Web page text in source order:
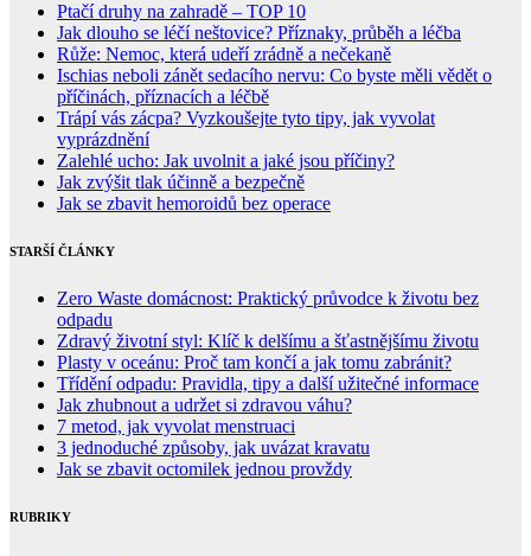
Ptačí druhy na zahradě – TOP 10
Jak dlouho se léčí neštovice? Příznaky, průběh a léčba
Růže: Nemoc, která udeří zrádně a nečekaně
Ischias neboli zánět sedacího nervu: Co byste měli vědět o
příčinách, příznacích a léčbě
Trápí vás zácpa? Vyzkoušejte tyto tipy, jak vyvolat
vyprázdnění
Zalehlé ucho: Jak uvolnit a jaké jsou příčiny?
Jak zvýšit tlak účinně a bezpečně
Jak se zbavit hemoroidů bez operace
STARŠÍ ČLÁNKY
Zero Waste domácnost: Praktický průvodce k životu bez
odpadu
Zdravý životní styl: Klíč k delšímu a šťastnějšímu životu
Plasty v oceánu: Proč tam končí a jak tomu zabránit?
Třídění odpadu: Pravidla, tipy a další užitečné informace
Jak zhubnout a udržet si zdravou váhu?
7 metod, jak vyvolat menstruaci
3 jednoduché způsoby, jak uvázat kravatu
Jak se zbavit octomilek jednou provždy
RUBRIKY